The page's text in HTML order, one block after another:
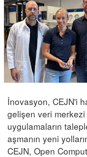
İnovasyon, CEJN'i
gelişen veri
uygulamaların
aşmanın yeni
CEJN, Open